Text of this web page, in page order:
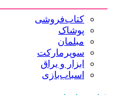
کتاب‌فروشی
پوشاک
مبلمان
سوپرمارکت
ابزار و یراق
اسباب‌بازی